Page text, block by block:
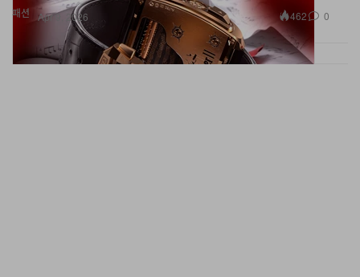
패션 Apr 9, 2026 462 0